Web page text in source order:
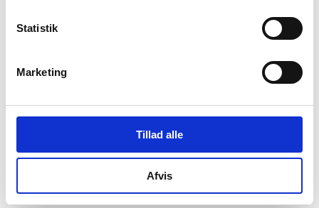
Statistik
Marketing
Tillad alle
Afvis
410
Omsætningsaktiver 43
Gældsforpligtelser - 103